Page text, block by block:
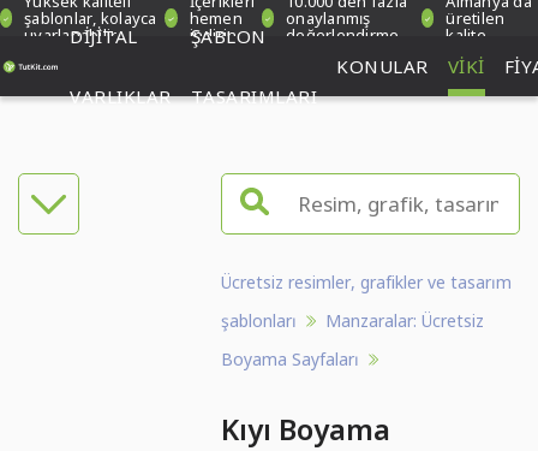
şablonlar, kolayca
uyarlanabilir
hemen
indirin
onaylanmış
değerlendirme
üretilen
kalite
DIJITAL
VARLIKLAR
ŞABLON
TASARIMLARI
KONULAR VIKI
Ücretsiz resimler, grafikler ve tasarım
şablonları
Manzaralar: Ücretsiz
Boyama Sayfaları
Kıyı Boyama